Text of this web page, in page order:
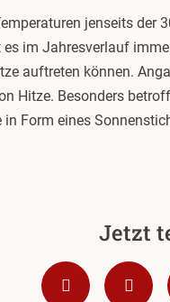
jenseits
im Jahresverlauf
auftreten können.
Hitze. Besonders
Form eines